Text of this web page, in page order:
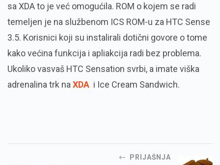
sa XDA to je već omogućila. ROM o kojem se radi
temeljen je na službenom ICS ROM-u za HTC Sense
3.5. Korisnici koji su instalirali dotični govore o tome
kako većina funkcija i apliakcija radi bez problema.
Ukoliko vasvaš HTC Sensation svrbi, a imate viška
adrenalina trk na XDA i Ice Cream Sandwich.
PRIJAŠNJA